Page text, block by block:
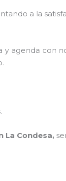
a la
y agenda con
La Condesa,